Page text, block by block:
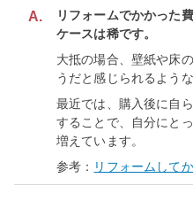
A.
リフォームでかかった
ケースは稀です。
大抵の場合、壁紙や床
うだと感じられるよう
最近では、購入後に自
することで、自分にと
増えています。
参考： リフォームして